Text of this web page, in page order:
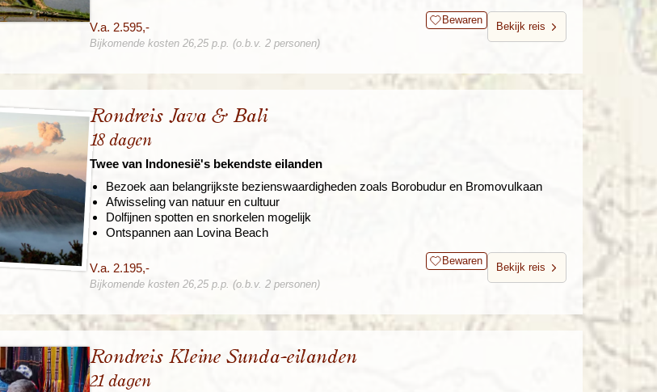
V.a. 2.595,- Bewaren
Bekijk reis
Bijkomende kosten 26,25 p.p. (o.b.v. 2 personen)
Rondreis Java & Bali
18 dagen
Twee van Indonesië's bekendste eilanden
Bezoek aan belangrijkste bezienswaardigheden zoals Borobudur en Bromovulkaan
Afwisseling van natuur en cultuur
Dolfijnen spotten en snorkelen mogelijk
Ontspannen aan Lovina Beach
V.a. 2.195,- Bewaren
Bekijk reis
Bijkomende kosten 26,25 p.p. (o.b.v. 2 personen)
Rondreis Kleine Sunda-eilanden
21 dagen